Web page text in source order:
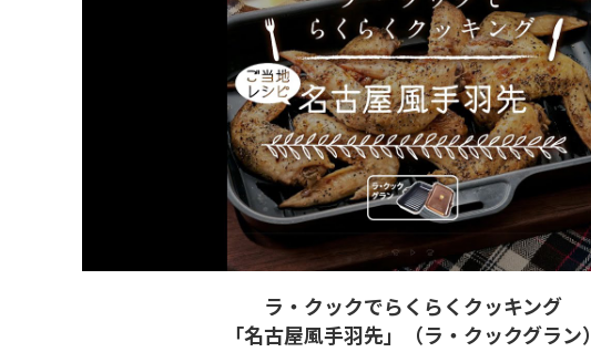
ラ・クックでらくらくクッキング
「名古屋風手羽先」（ラ・クックグラン）